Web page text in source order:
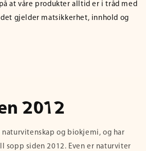
at våre produkter alltid er i tråd med
gjelder matsikkerhet, innhold og
2012
naturvitenskap og biokjemi, og har
sopp siden 2012. Even er naturviter